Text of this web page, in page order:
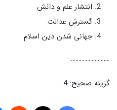
انتشار علم و دانش
گسترش عدالت
جهانی شدن دین اسلام
……………………..
گزینه صحیح: 4
فیس بوک
‫رددیت